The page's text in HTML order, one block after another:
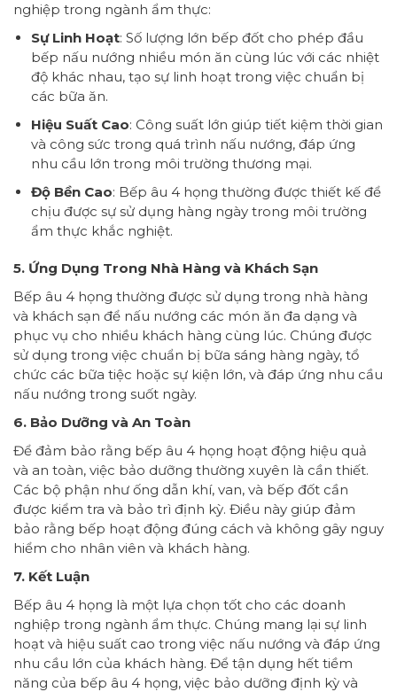
nghiệp trong ngành ẩm thực:
Sự Linh Hoạt: Số lượng lớn bếp đốt cho phép đầu
bếp nấu nướng nhiều món ăn cùng lúc với các nhiệt
độ khác nhau, tạo sự linh hoạt trong việc chuẩn bị
các bữa ăn.
Hiệu Suất Cao: Công suất lớn giúp tiết kiệm thời gian
và công sức trong quá trình nấu nướng, đáp ứng
nhu cầu lớn trong môi trường thương mại.
Độ Bền Cao: Bếp âu 4 họng thường được thiết kế để
chịu được sự sử dụng hàng ngày trong môi trường
ẩm thực khắc nghiệt.
5. Ứng Dụng Trong Nhà Hàng và Khách Sạn
Bếp âu 4 họng thường được sử dụng trong nhà hàng
và khách sạn để nấu nướng các món ăn đa dạng và
phục vụ cho nhiều khách hàng cùng lúc. Chúng được
sử dụng trong việc chuẩn bị bữa sáng hàng ngày, tổ
chức các bữa tiệc hoặc sự kiện lớn, và đáp ứng nhu cầu
nấu nướng trong suốt ngày.
6. Bảo Dưỡng và An Toàn
Để đảm bảo rằng bếp âu 4 họng hoạt động hiệu quả
và an toàn, việc bảo dưỡng thường xuyên là cần thiết.
Các bộ phận như ống dẫn khí, van, và bếp đốt cần
được kiểm tra và bảo trì định kỳ. Điều này giúp đảm
bảo rằng bếp hoạt động đúng cách và không gây nguy
hiểm cho nhân viên và khách hàng.
7. Kết Luận
Bếp âu 4 họng là một lựa chọn tốt cho các doanh
nghiệp trong ngành ẩm thực. Chúng mang lại sự linh
hoạt và hiệu suất cao trong việc nấu nướng và đáp ứng
nhu cầu lớn của khách hàng. Để tận dụng hết tiềm
năng của bếp âu 4 họng, việc bảo dưỡng định kỳ và